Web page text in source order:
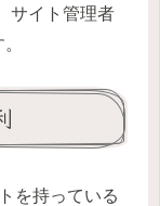
サイト管理者
を持っている